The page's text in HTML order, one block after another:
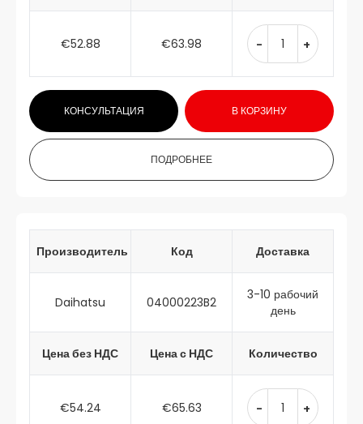
€52.88 €63.98 - +
КОНСУЛЬТАЦИЯ В КОРЗИНУ
ПОДРОБНЕЕ
Производитель Код Доставка
Daihatsu 04000223B2
3-10 рабочий
день
Цена без НДС Цена с НДС Количество
€54.24 €65.63 - +